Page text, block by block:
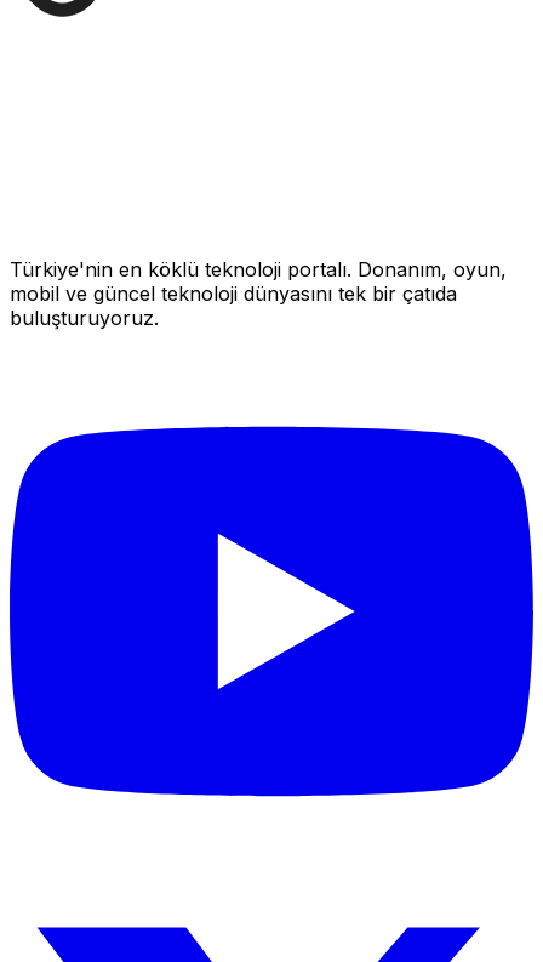
Türkiye'nin en köklü teknoloji portalı. Donanım, oyun,
mobil ve güncel teknoloji dünyasını tek bir çatıda
buluşturuyoruz.